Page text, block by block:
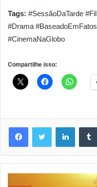
Tags: #SessãoDaTarde
#Drama
#CinemaNaGlobo
Compartilhe isso: